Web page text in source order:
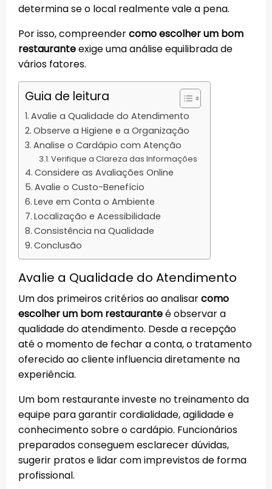
determina se o local realmente vale a pena.
Por isso, compreendercomo escolher um bom
restauranteexige uma análise equilibrada de
vários fatores.
Guia de leitura
Avalie a Qualidade do Atendimento
Observe a Higiene e a Organização
Analise o Cardápio com Atenção
Verifique a Clareza das Informações
Considere as Avaliações Online
Avalie o Custo-Benefício
Leve em Conta o Ambiente
Localização e Acessibilidade
Consistência na Qualidade
Conclusão
Avalie a Qualidade do Atendimento
Um dos primeiros critérios ao analisarcomo
escolher um bom restauranteé observar a
qualidade do atendimento. Desde a recepção
até o momento de fechar a conta, o tratamento
oferecido ao cliente influencia diretamente na
experiência.
Um bom restaurante investe no treinamento da
equipe para garantir cordialidade, agilidade e
conhecimento sobre o cardápio. Funcionários
preparados conseguem esclarecer dúvidas,
sugerir pratos e lidar com imprevistos de forma
profissional.